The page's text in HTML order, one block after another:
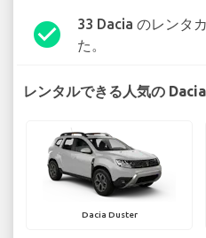
check_circle
33 Dacia のレンタ
た。
レンタルできる人気の
Dacia Duster